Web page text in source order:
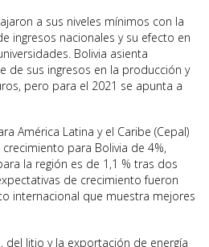
a sus niveles mínimos con la
ingresos nacionales y su efecto en
Bolivia asienta
de sus ingresos en la producción y
pero para el 2021 se apunta a
América Latina y el Caribe (Cepal)
para Bolivia de 4%,
la región es de 1,1 % tras dos
de crecimiento fueron
internacional que muestra mejores
del litio y la exportación de energía